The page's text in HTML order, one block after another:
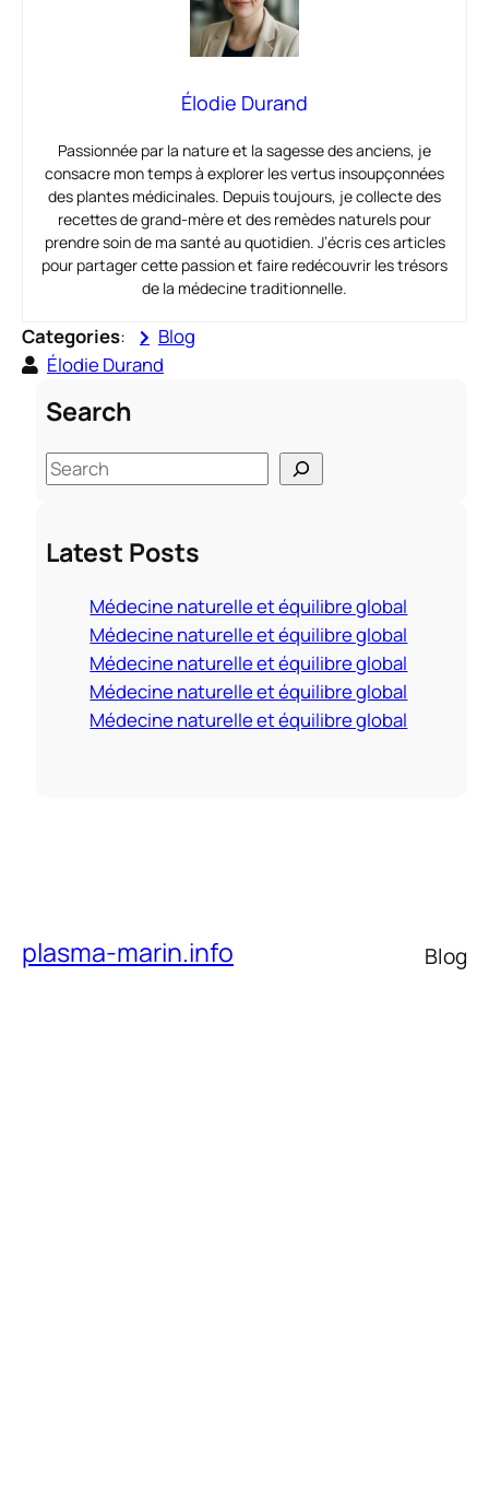
Élodie Durand
Passionnée par la nature et la sagesse des anciens, je
consacre mon temps à explorer les vertus insoupçonnées
des plantes médicinales. Depuis toujours, je collecte des
recettes de grand-mère et des remèdes naturels pour
prendre soin de ma santé au quotidien. J’écris ces articles
pour partager cette passion et faire redécouvrir les trésors
de la médecine traditionnelle.
Categories:
Blog
Élodie Durand
Search
S
e
rLatest Posts
Médecine naturelle et équilibre global
Médecine naturelle et équilibre global
Médecine naturelle et équilibre global
Médecine naturelle et équilibre global
Médecine naturelle et équilibre global
plasma-marin.info Blog